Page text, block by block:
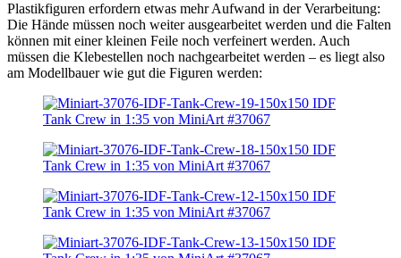
Plastikfiguren erfordern etwas mehr Aufwand in der Verarbeitung:
Die Hände müssen noch weiter ausgearbeitet werden und die Falten
können mit einer kleinen Feile noch verfeinert werden. Auch
müssen die Klebestellen noch nachgearbeitet werden – es liegt also
am Modellbauer wie gut die Figuren werden: